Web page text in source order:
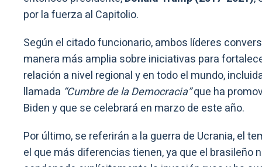
por la fuerza al Capitolio.
Según el citado funcionario, ambos líderes
manera más amplia sobre iniciativas para
relación a nivel regional y en todo el mundo,
llamada “Cumbre de la Democracia”que ha
Biden y que se celebrará en marzo de este año.
Por último, se referirán a la guerra de Ucrania, el
el que más diferencias tienen, ya que el brasileño